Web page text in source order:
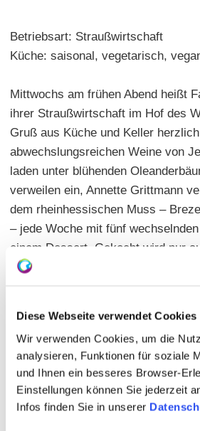
Diese Webseite verwendet Cookies
Wir verwenden Cookies, um die
analysieren, Funktionen für soziale
und Ihnen ein besseres Browser-
Einstellungen können Sie jederzeit
Infos finden Sie in unserer
Betriebsart: Straußwirtschaft
Küche: saisonal, vegetarisch,
Mittwochs am frühen Abend heißt
ihrer Straußwirtschaft im Hof des
Gruß aus Küche und Keller
abwechslungsreichen Weine von
laden unter blühenden
verweilen ein, Annette Grittmann
dem rheinhessischen Muss –
– jede Woche mit fünf
einem Dessert. Gekocht wird nur
und ohne Geschmacksverstärker.
Hauptgerichte: 9,00 - 19,50 Euro
Sitzplätze: innen 60 | außen 100 |
Gesellschaft möglich | sep. Raum
Termine: siehe Internetseite